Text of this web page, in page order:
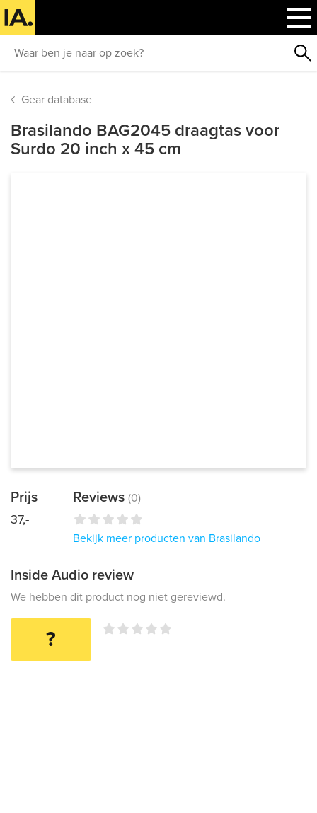
Gear database
Brasilando BAG2045 draagtas voor
Surdo 20 inch x 45 cm
Prijs
37,-
Reviews (0)
Bekijk meer producten van Brasilando
Inside Audio review
We hebben dit product nog niet gereviewd.
?